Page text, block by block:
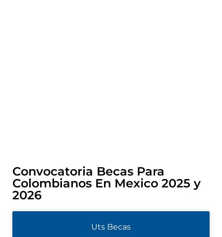
Convocatoria Becas Para
Colombianos En Mexico 2025 y
2026
Uts Becas